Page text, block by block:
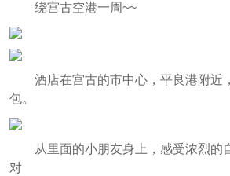
绕宫古空港一周~~
酒店在宫古的市中心，平良港附近
包。
从里面的小朋友身上，感受浓烈的
对